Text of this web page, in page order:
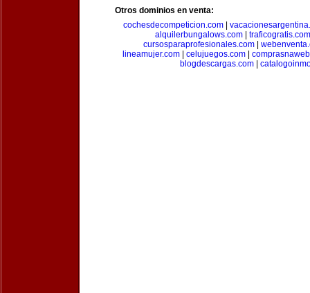
Otros dominios en venta:
cochesdecompeticion.com
alquilerbungalows.com| traficogratis.com
cursosparaprofesionales.com|
lineamujer.com| celujuegos.com|
blogdescargas.com|